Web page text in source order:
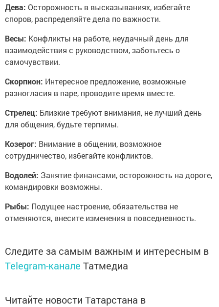
Дева: Осторожность в высказываниях, избегайте
споров, распределяйте дела по важности.
Весы: Конфликты на работе, неудачный день для
взаимодействия с руководством, заботьтесь о
самочувствии.
Скорпион: Интересное предложение, возможные
разногласия в паре, проводите время вместе.
Стрелец: Близкие требуют внимания, не лучший день
для общения, будьте терпимы.
Козерог: Внимание в общении, возможное
сотрудничество, избегайте конфликтов.
Водолей: Занятие финансами, осторожность на дороге,
командировки возможны.
Рыбы: Подущее настроение, обязательства не
отменяются, внесите изменения в повседневность.
Следите за самым важным и интересным в
Telegram-канале Татмедиа
Читайте новости Татарстана в